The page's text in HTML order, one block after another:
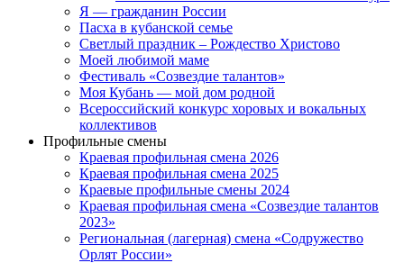
Я — гражданин России
Пасха в кубанской семье
Светлый праздник – Рождество Христово
Моей любимой маме
Фестиваль «Созвездие талантов»
Моя Кубань — мой дом родной
Всероссийский конкурс хоровых и вокальных
коллективов
Профильные смены
Краевая профильная смена 2026
Краевая профильная смена 2025
Краевые профильные смены 2024
Краевая профильная смена «Созвездие талантов
2023»
Региональная (лагерная) смена «Содружество
Орлят России»